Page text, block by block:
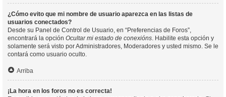
¿Cómo evito que mi nombre de usuario aparezca en las listas de
usuarios conectados?
Desde su Panel de Control de Usuario, en “Preferencias de Foros”,
encontrará la opción Ocultar mi estado de conexións. Habilite esta opción y
solamente será visto por Administradores, Moderadores y usted mismo. Se le
contará como usuario oculto.
Arriba
¡La hora en los foros no es correcta!